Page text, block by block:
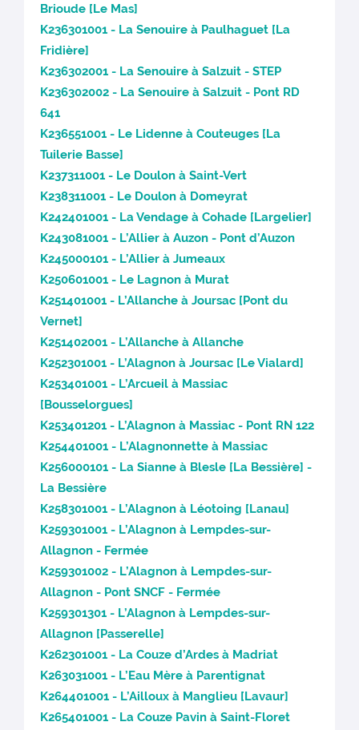
Brioude [Le Mas]
K236301001 - La Senouire à Paulhaguet [La
Fridière]
K236302001 - La Senouire à Salzuit - STEP
K236302002 - La Senouire à Salzuit - Pont RD
641
K236551001 - Le Lidenne à Couteuges [La
Tuilerie Basse]
K237311001 - Le Doulon à Saint-Vert
K238311001 - Le Doulon à Domeyrat
K242401001 - La Vendage à Cohade [Largelier]
K243081001 - L’Allier à Auzon - Pont d’Auzon
K245000101 - L’Allier à Jumeaux
K250601001 - Le Lagnon à Murat
K251401001 - L’Allanche à Joursac [Pont du
Vernet]
K251402001 - L’Allanche à Allanche
K252301001 - L’Alagnon à Joursac [Le Vialard]
K253401001 - L’Arcueil à Massiac
[Bousselorgues]
K253401201 - L’Alagnon à Massiac - Pont RN 122
K254401001 - L’Alagnonnette à Massiac
K256000101 - La Sianne à Blesle [La Bessière] -
La Bessière
K258301001 - L’Alagnon à Léotoing [Lanau]
K259301001 - L’Alagnon à Lempdes-sur-
Allagnon - Fermée
K259301002 - L’Alagnon à Lempdes-sur-
Allagnon - Pont SNCF - Fermée
K259301301 - L’Alagnon à Lempdes-sur-
Allagnon [Passerelle]
K262301001 - La Couze d’Ardes à Madriat
K263031001 - L’Eau Mère à Parentignat
K264401001 - L’Ailloux à Manglieu [Lavaur]
K265401001 - La Couze Pavin à Saint-Floret